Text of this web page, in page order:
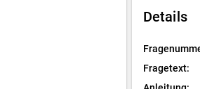
Details
Fragetext: